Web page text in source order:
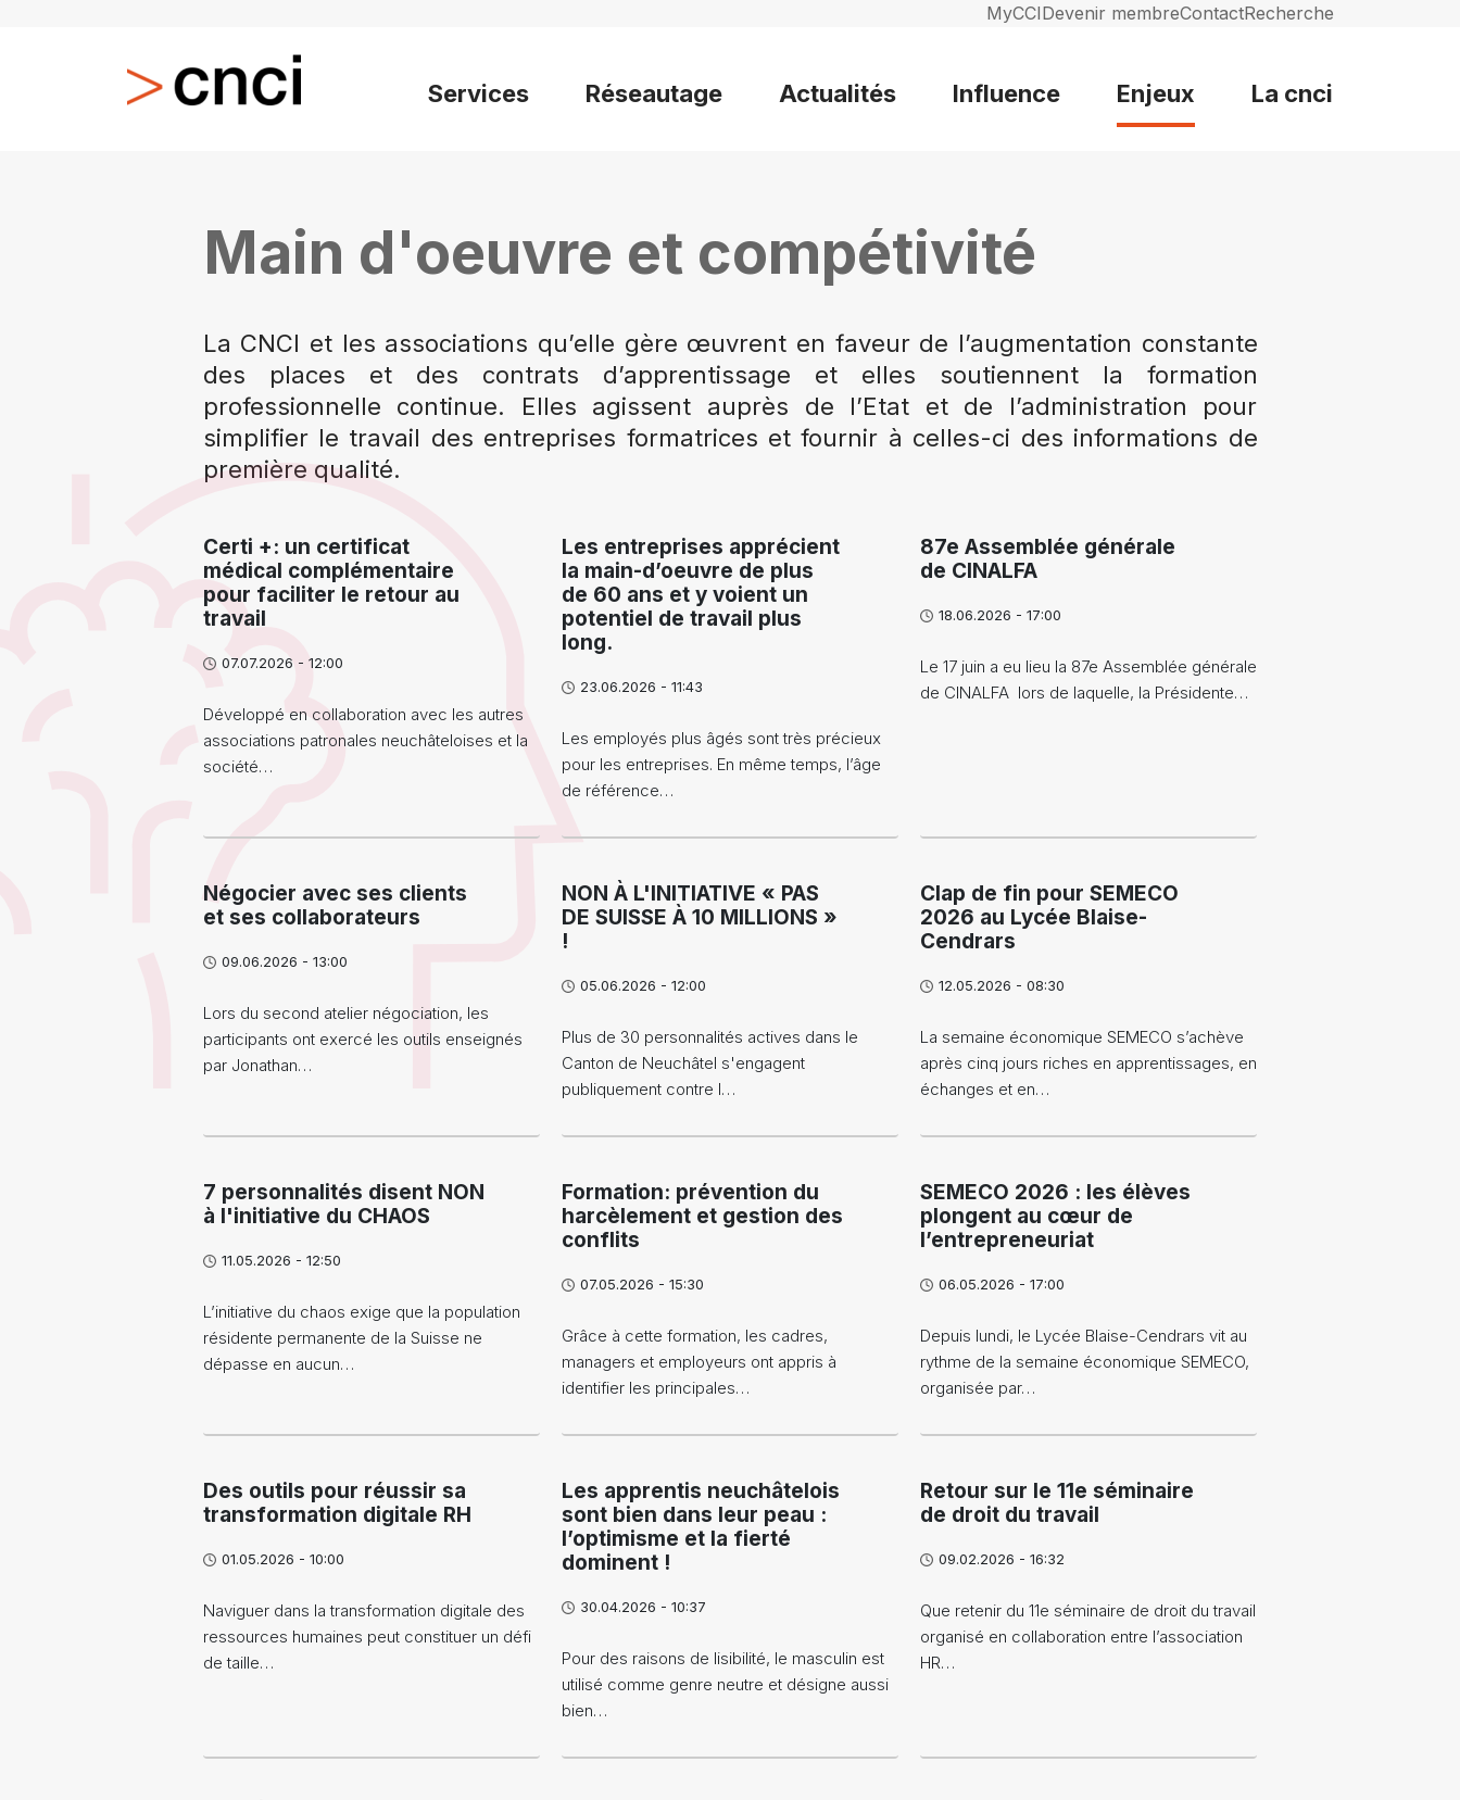
MyCCIDevenir membreContactRecherche
Services Réseautage Actualités Influence Enjeux La cnci
Main d'oeuvre et compétivité
La CNCI et les associations qu’elle gère œuvrent en faveur de l’augmentation constante
des places et des contrats d’apprentissage et elles soutiennent la formation
professionnelle continue. Elles agissent auprès de l’Etat et de l’administration pour
simplifier le travail des entreprises formatrices et fournir à celles-ci des informations de
première qualité.
Certi +: un certificat
médical complémentaire
pour faciliter le retour au
travail
07.07.2026 - 12:00
Développé en collaboration avec les autres
associations patronales neuchâteloises et la
société…
Les entreprises apprécient
la main-d’oeuvre de plus
de 60 ans et y voient un
potentiel de travail plus
long.
23.06.2026 - 11:43
Les employés plus âgés sont très précieux
pour les entreprises. En même temps, l’âge
de référence…
87e Assemblée générale
de CINALFA
18.06.2026 - 17:00
Le 17 juin a eu lieu la 87e Assemblée générale
de CINALFA lors de laquelle, la Présidente…
Négocier avec ses clients
et ses collaborateurs
09.06.2026 - 13:00
Lors du second atelier négociation, les
participants ont exercé les outils enseignés
par Jonathan…
NON À L'INITIATIVE « PAS
DE SUISSE À 10 MILLIONS »
!
05.06.2026 - 12:00
Plus de 30 personnalités actives dans le
Canton de Neuchâtel s'engagent
publiquement contre l…
Clap de fin pour SEMECO
2026 au Lycée Blaise-
Cendrars
12.05.2026 - 08:30
La semaine économique SEMECO s’achève
après cinq jours riches en apprentissages, en
échanges et en…
7 personnalités disent NON
à l'initiative du CHAOS
11.05.2026 - 12:50
L’initiative du chaos exige que la population
résidente permanente de la Suisse ne
dépasse en aucun…
Formation: prévention du
harcèlement et gestion des
conflits
07.05.2026 - 15:30
Grâce à cette formation, les cadres,
managers et employeurs ont appris à
identifier les principales…
SEMECO 2026 : les élèves
plongent au cœur de
l’entrepreneuriat
06.05.2026 - 17:00
Depuis lundi, le Lycée Blaise-Cendrars vit au
rythme de la semaine économique SEMECO,
organisée par…
Des outils pour réussir sa
transformation digitale RH
01.05.2026 - 10:00
Naviguer dans la transformation digitale des
ressources humaines peut constituer un défi
de taille…
Les apprentis neuchâtelois
sont bien dans leur peau :
l’optimisme et la fierté
dominent !
30.04.2026 - 10:37
Pour des raisons de lisibilité, le masculin est
utilisé comme genre neutre et désigne aussi
bien…
Retour sur le 11e séminaire
de droit du travail
09.02.2026 - 16:32
Que retenir du 11e séminaire de droit du travail
organisé en collaboration entre l’association
HR…